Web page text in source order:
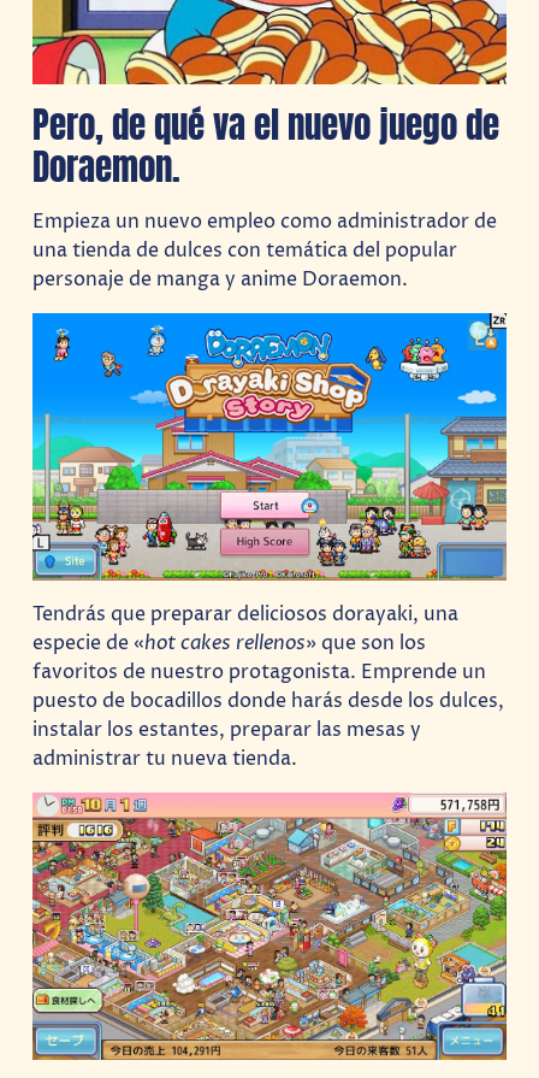
Pero, de qué va el nuevo juego de
Doraemon.
Empieza un nuevo empleo como administrador de
una tienda de dulces con temática del popular
personaje de manga y anime Doraemon.
Tendrás que preparar deliciosos dorayaki, una
especie de «hot cakes rellenos» que son los
favoritos de nuestro protagonista. Emprende un
puesto de bocadillos donde harás desde los dulces,
instalar los estantes, preparar las mesas y
administrar tu nueva tienda.